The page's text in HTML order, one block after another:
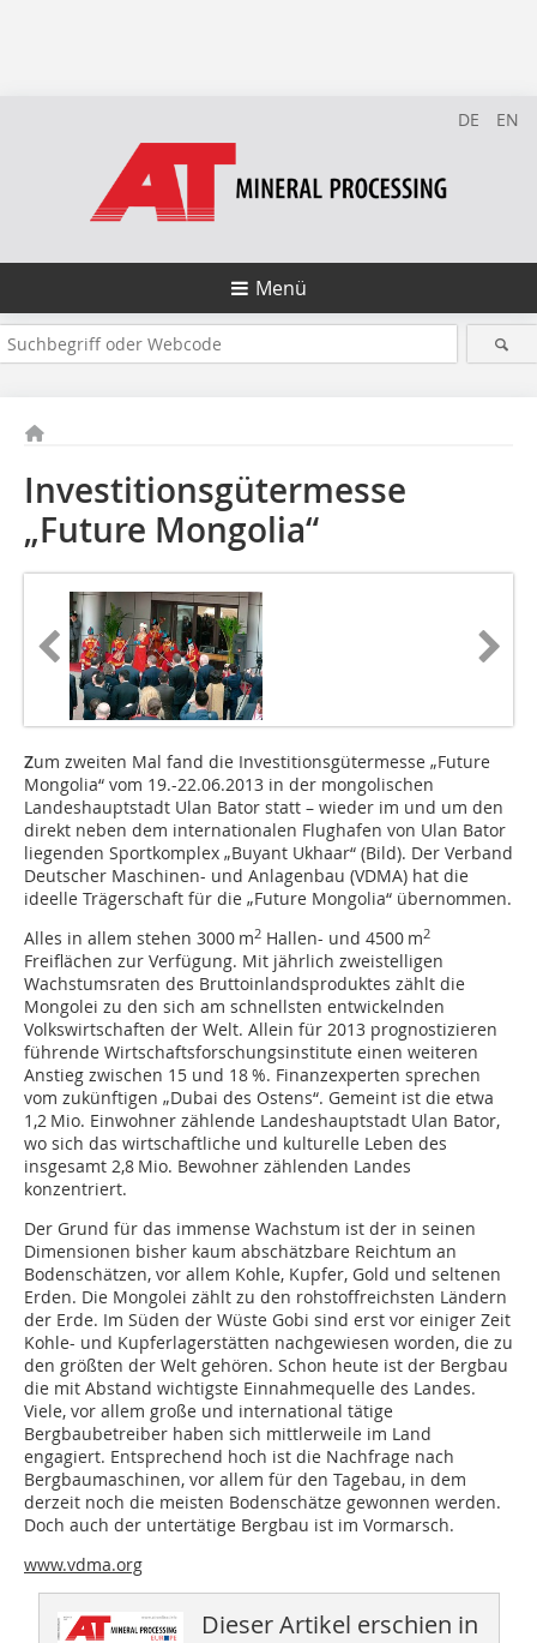
DE EN
Menü
Investitionsgütermesse
„Future Mongolia“
Zum zweiten Mal fand die Investitionsgütermesse „Future
Mongolia“ vom 19.-22.06.2013 in der mongolischen
Landeshauptstadt Ulan Bator statt – wieder im und um den
direkt neben dem internationalen Flughafen von Ulan Bator
liegenden Sportkomplex „Buyant Ukhaar“ (Bild). Der Verband
Deutscher Maschinen- und Anlagenbau (VDMA) hat die
ideelle Trägerschaft für die „Future ­Mongolia“ übernommen.
Alles in allem stehen 3000 m2 Hallen- und 4500 m2
Freiflächen zur Verfügung. Mit jährlich zweistelligen
Wachstumsraten des Bruttoinlandsproduktes zählt die
Mongolei zu den sich am schnellsten entwickelnden
Volkswirtschaften der Welt. Allein für 2013 prognostizieren
führende Wirtschaftsforschungsinstitute einen weiteren
Anstieg zwischen 15 und 18 %. Finanzexperten sprechen
vom zukünftigen „Dubai des Ostens“. Gemeint ist die etwa
1,2 Mio. Einwohner zählende Landeshauptstadt Ulan Bator,
wo sich das wirtschaftliche und kulturelle Leben des
insgesamt 2,8 Mio. Bewohner zählenden Landes
konzentriert.
Der Grund für das immense Wachstum ist der in seinen
Dimensionen bisher kaum abschätzbare Reichtum an
Bodenschätzen, vor allem Kohle, Kupfer, Gold und seltenen
Erden. Die Mongolei zählt zu den rohstoffreichsten Ländern
der Erde. Im Süden der Wüste Gobi sind erst vor einiger Zeit
Kohle- und Kupferlagerstätten nachgewiesen worden, die zu
den größten der Welt gehören. Schon heute ist der Bergbau
die mit Abstand wichtigste Einnahmequelle des Landes.
Viele, vor allem große und international tätige
Bergbaubetreiber haben sich mittlerweile im Land
engagiert. Entsprechend hoch ist die Nachfrage nach
Bergbaumaschinen, vor allem für den Tagebau, in dem
derzeit noch die meisten Bodenschätze gewonnen werden.
Doch auch der untertätige Bergbau ist im Vormarsch.
www.vdma.org
Dieser Artikel erschien in